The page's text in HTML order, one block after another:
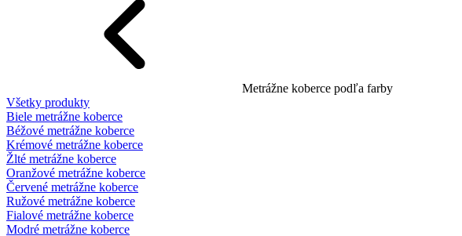
Metrážne koberce podľa farby
Všetky produkty
Biele metrážne koberce
Béžové metrážne koberce
Krémové metrážne koberce
Žlté metrážne koberce
Oranžové metrážne koberce
Červené metrážne koberce
Ružové metrážne koberce
Fialové metrážne koberce
Modré metrážne koberce